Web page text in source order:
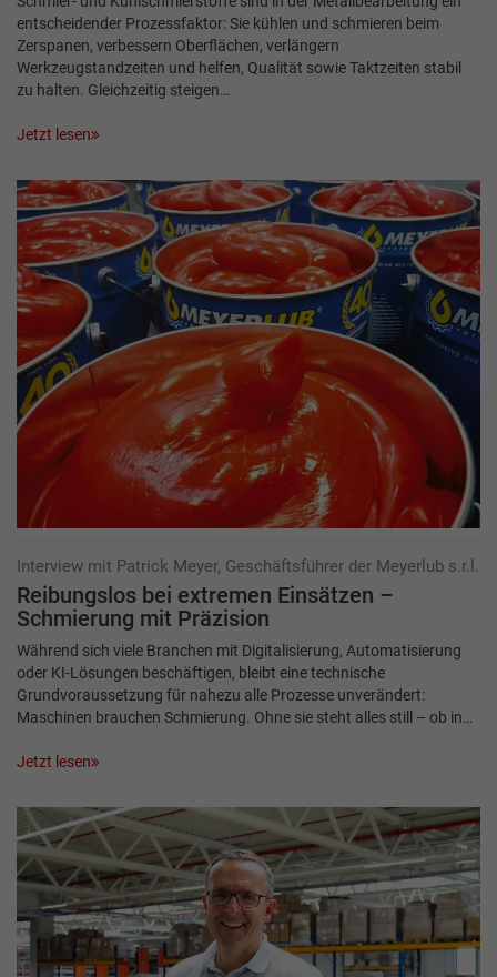
entscheidender Prozessfaktor: Sie kühlen und schmieren beim
Zerspanen, verbessern Oberflächen, verlängern
Werkzeugstandzeiten und helfen, Qualität sowie Taktzeiten stabil
zu halten. Gleichzeitig steigen…
Jetzt lesen
Interview mit Patrick Meyer, Geschäftsführer der Meyerlub s.r.l.
Reibungslos bei extremen Einsätzen –
Schmierung mit Präzision
Während sich viele Branchen mit Digitalisierung, Automatisierung
oder KI-Lösungen beschäftigen, bleibt eine technische
Grundvoraussetzung für nahezu alle Prozesse unverändert:
Maschinen brauchen Schmierung. Ohne sie steht alles still – ob in…
Jetzt lesen